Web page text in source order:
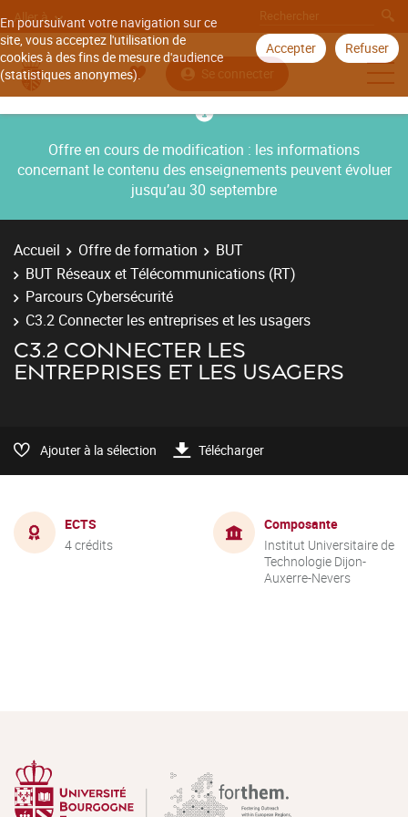
En poursuivant votre navigation sur ce
site, vous acceptez l'utilisation de
cookies à des fins de mesure d'audience
(statistiques anonymes).
Accepter Refuser
Aller à
Se connecter
Offre en cours de modification : les informations
concernant le contenu des enseignements peuvent évoluer
jusqu’au 30 septembre
Accueil Offre de formation
BUT
BUT Réseaux et Télécommunications (RT)
Parcours Cybersécurité
C3.2 Connecter les entreprises et les usagers
C3.2 CONNECTER LES
ENTREPRISES ET LES USAGERS
Ajouter à la sélection Télécharger
ECTS
4 crédits
Composante
Institut Universitaire de
Technologie Dijon-
Auxerre-Nevers